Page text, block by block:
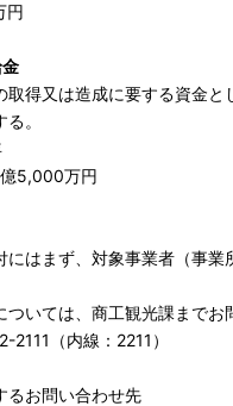
円
金
取得又は造成に要する資金
。
5,000万円
にはまず、対象事業者（事業
ついては、商工観光課までお
2111（内線：2211）
るお問い合わせ先